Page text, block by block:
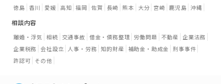
徳島 香川 愛媛 高知 福岡 佐賀 長崎 熊本 大分 宮崎 鹿児島 沖縄
相談内容
離婚・浮気 相続 交通事故 借金・債務整理 労働問題 不動産 企業法務
企業税務 会社設立 人事・労務 知的財産 補助金・助成金 刑事事件
許認可 その他